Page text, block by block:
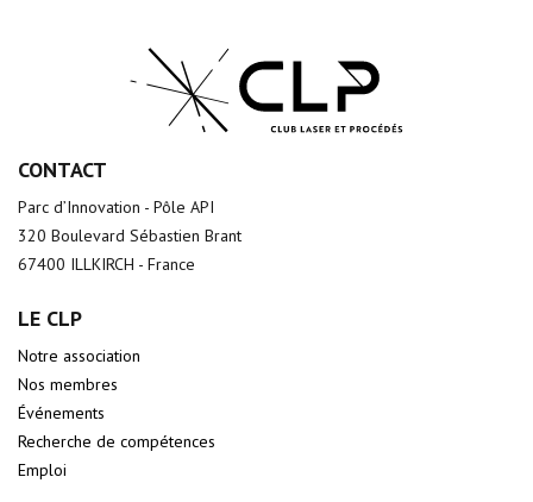
CONTACT
Parc d’Innovation - Pôle API
320 Boulevard Sébastien Brant
67400 ILLKIRCH - France
LE CLP
Notre association
Nos membres
Événements
Recherche de compétences
Emploi